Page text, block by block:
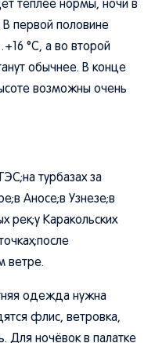
теплее нормы, ночи в
первой половине
°C, а во второй
обычнее. В конце
возможны очень
турбазах за
Аносе;в Узнезе;в
рек;у Каракольских
ветре.
одежда нужна
флис, ветровка,
Для ночёвок в палатке